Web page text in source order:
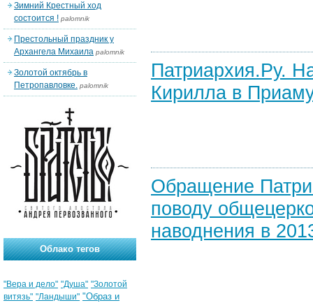
Патриархия.Ру.
Кирилла в
Обращение
поводу
наводнения в
Зимний Крестный ход
состоится ! palomnik
Престольный праздник у
Архангела Михаила palomnik
Золотой октябрь в
Петропавловке. palomnik
Облако тегов
"Вера и дело" "Душа" "Золотой
витязь" "Ландыши" "Образ и